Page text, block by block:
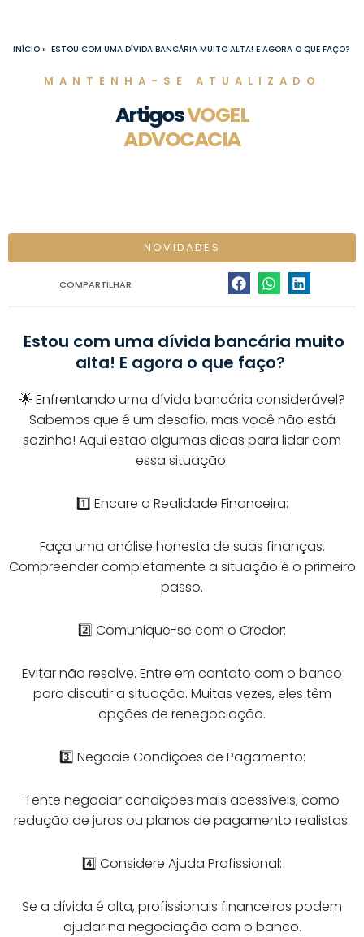
INÍCIO» ESTOU COM UMA DÍVIDA BANCÁRIA MUITO ALTA! E AGORA O QUE FAÇO?
MANTENHA-SE ATUALIZADO
ArtigosVOGEL
ADVOCACIA
NOVIDADES
COMPARTILHAR
Estou com uma dívida bancária muito
alta! E agora o que faço?
🌟 Enfrentando uma dívida bancária considerável?
Sabemos que é um desafio, mas você não está
sozinho! Aqui estão algumas dicas para lidar com
essa situação:
1️⃣ Encare a Realidade Financeira:
Faça uma análise honesta de suas finanças.
Compreender completamente a situação é o primeiro
passo.
2️⃣ Comunique-se com o Credor:
Evitar não resolve. Entre em contato com o banco
para discutir a situação. Muitas vezes, eles têm
opções de renegociação.
3️⃣ Negocie Condições de Pagamento:
Tente negociar condições mais acessíveis, como
redução de juros ou planos de pagamento realistas.
4️⃣ Considere Ajuda Profissional:
Se a dívida é alta, profissionais financeiros podem
ajudar na negociação com o banco.